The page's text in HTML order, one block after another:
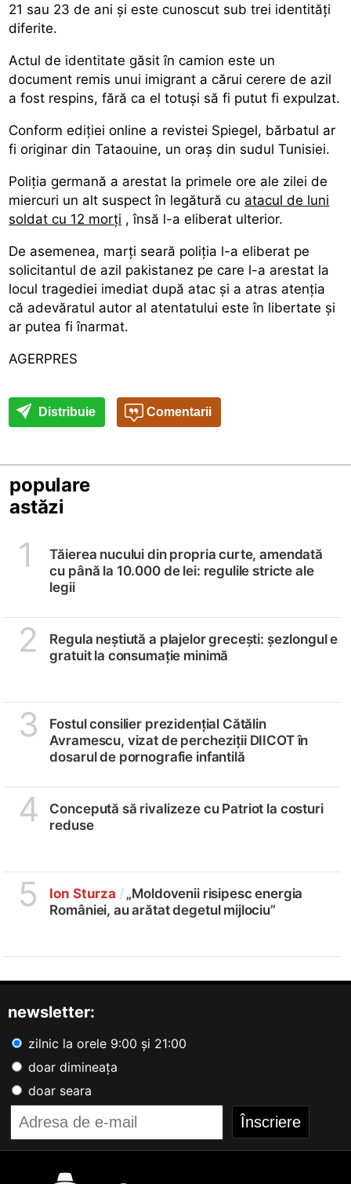
21 sau 23 de ani și este cunoscut sub trei identități
diferite.
Actul de identitate găsit în camion este un
document remis unui imigrant a cărui cerere de azil
a fost respins, fără ca el totuși să fi putut fi expulzat.
Conform ediției online a revistei Spiegel, bărbatul ar
fi originar din Tataouine, un oraș din sudul Tunisiei.
Poliția germană a arestat la primele ore ale zilei de
miercuri un alt suspect în legătură cu atacul de luni
soldat cu 12 morți , însă l-a eliberat ulterior.
De asemenea, marți seară poliția l-a eliberat pe
solicitantul de azil pakistanez pe care l-a arestat la
locul tragediei imediat după atac și a atras atenția
că adevăratul autor al atentatului este în libertate și
ar putea fi înarmat.
AGERPRES
Distribuie Comentarii
populare
astăzi
1
Tăierea nucului din propria curte, amendată
cu până la 10.000 de lei: regulile stricte ale
legii
2
Regula neștiută a plajelor grecești: șezlongul e
gratuit la consumație minimă
3
Fostul consilier prezidențial Cătălin
Avramescu, vizat de percheziții DIICOT în
dosarul de pornografie infantilă
4
Concepută să rivalizeze cu Patriot la costuri
reduse
5 Ion Sturza /„Moldovenii risipesc energia
României, au arătat degetul mijlociu”
newsletter:
zilnic la orele 9:00 și 21:00
doar dimineața
doar seara